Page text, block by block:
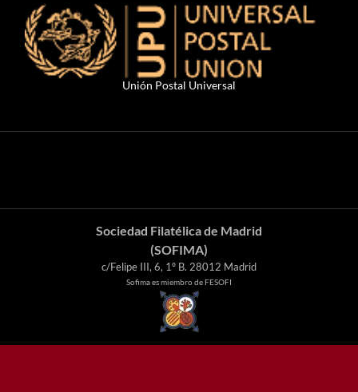
Unión Postal Universal
Sociedad Filatélica de Madrid
(SOFIMA)
c/Felipe III, 6, 1º B. 28012 Madrid
Sofima es miembro de FESOFI